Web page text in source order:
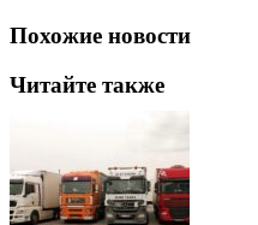
Похожие новости
Читайте также